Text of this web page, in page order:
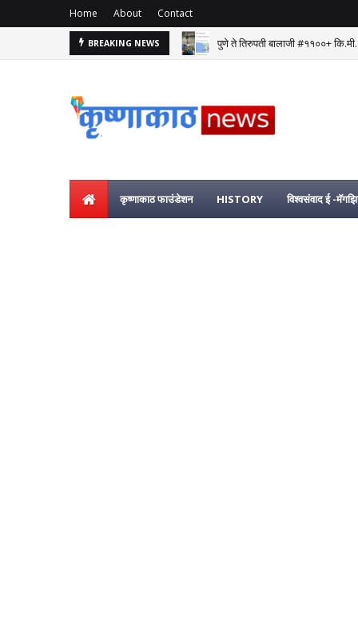
Home About Contact
BREAKING NEWS पुणे ते तिरुपती बालाजी #११००+
कृष्णाकाठ फाउंडेशन HISTORY विश्वसंवाद ई -